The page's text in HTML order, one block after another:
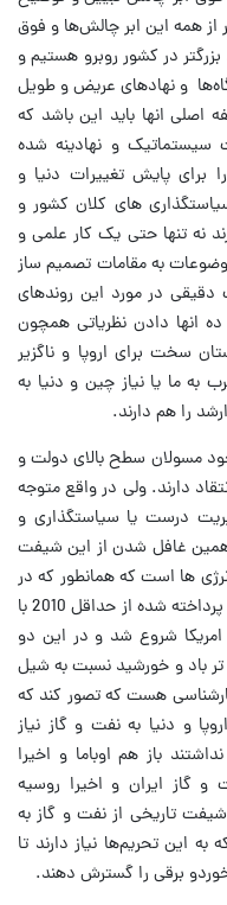
از همه این ابر چالش‌ها و فوق
در کشور روبرو هستیم و
و نهادهای عریض و طویل
اصلی انها باید این باشد که
سیستماتیک و نهادینه شده
برای پایش تغییرات دنیا و
های کلان کشور و
نه تنها حتی یک کار علمی و
به مقامات تصمیم ساز
دقیقی در مورد این روندهای
ده انها دادن نظریاتی همچون
تا 2020 و یا زمستان سخت برای اروپا و ناگزیر
به ما یا نیاز چین و دنیا به
را هم دارند.
مسولان سطح بالای دولت و
دارند. ولی در واقع متوجه
درست یا سیاستگذاری و
همین غافل شدن از این شیفت
ها است که همانطور که در
یادداشت‌های سال‌های قبل این قلم به انها پرداخته شده از حداقل 2010 با
شروع شد و در این دو
تر باد و خورشید نسبت به شیل
هست که تصور کند که
و دنیا به نفت و گاز نیاز
باز هم اوباما و اخیرا
گاز ایران و اخیرا روسیه
شیفت تاریخی از نفت و گاز به
به این تحریم‌ها نیاز دارند تا
خوردو برقی را گسترش دهند.